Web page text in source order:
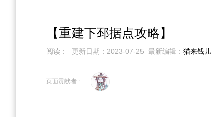
【重建下邳据点攻略】
阅读： 更新日期： 2023-07-25 最新编辑： 猫来钱儿
到
到
页面贡献者 :